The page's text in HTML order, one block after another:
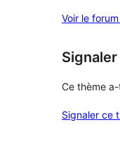
Voir le
Signaler
Ce thème
Signaler ce